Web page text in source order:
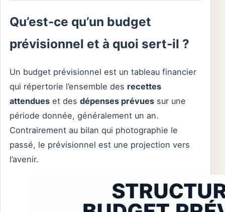
Qu’est-ce qu’un budget
prévisionnel et à quoi sert-il ?
Un budget prévisionnel est un tableau financier
qui répertorie l’ensemble des recettes
attendues et des dépenses prévues sur une
période donnée, généralement un an.
Contrairement au bilan qui photographie le
passé, le prévisionnel est une projection vers
l’avenir.